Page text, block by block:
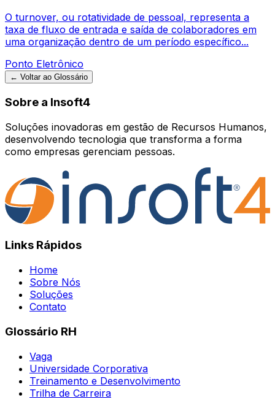
O turnover, ou rotatividade de pessoal, representa a
taxa de fluxo de entrada e saída de colaboradores em
uma organização dentro de um período específico...
Ponto Eletrônico
← Voltar ao Glossário
Sobre a Insoft4
Soluções inovadoras em gestão de Recursos Humanos,
desenvolvendo tecnologia que transforma a forma
como empresas gerenciam pessoas.
Links Rápidos
Home
Sobre Nós
Soluções
Contato
Glossário RH
Vaga
Universidade Corporativa
Treinamento e Desenvolvimento
Trilha de Carreira